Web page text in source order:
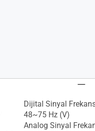
Dijital Sinyal
48~75 Hz (V)
Analog Sinyal